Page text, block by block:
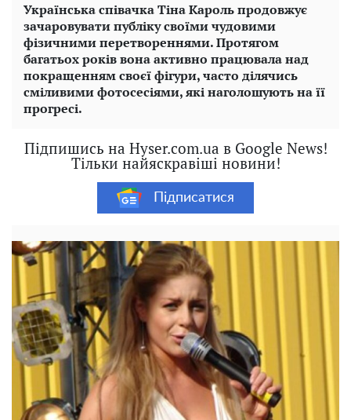
Українська співачка Тіна Кароль продовжує
зачаровувати публіку своїми чудовими
фізичними перетвореннями. Протягом
багатьох років вона активно працювала над
покращенням своєї фігури, часто ділячись
сміливими фотосесіями, які наголошують на її
прогресі.
Підпишись на Hyser.com.ua в Google News!
Тільки найяскравіші новини!
Підписатися